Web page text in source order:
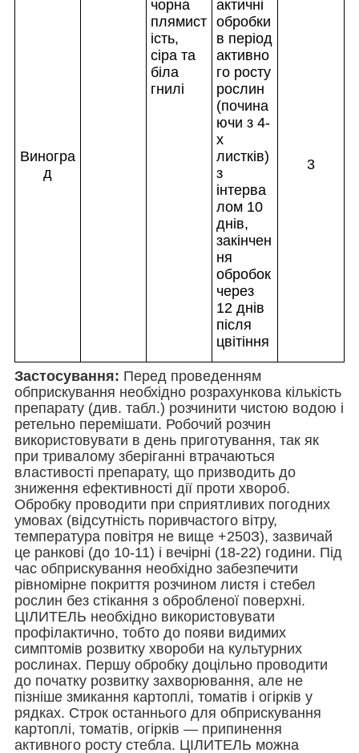
Виногра
д
чорна
плямист
ість,
сіра та
біла
гнилі
актичні
обробки
в період
активно
го росту
рослин
(почина
ючи з 4-
х
листків)
з
інтерва
лом 10
днів,
закінчен
ня
обробок
через
12 днів
після
цвітіння
3
Застосування: Перед проведенням
обприскування необхідно розрахункова кількість
препарату (див. табл.) розчинити чистою водою і
ретельно перемішати. Робочий розчин
використовувати в день приготування, так як
при тривалому зберіганні втрачаються
властивості препарату, що призводить до
зниження ефективності дії проти хвороб.
Обробку проводити при сприятливих погодних
умовах (відсутність поривчастого вітру,
температура повітря не вище +250З), зазвичай
це ранкові (до 10-11) і вечірні (18-22) години. Під
час обприскування необхідно забезпечити
рівномірне покриття розчином листя і стебел
рослин без стікання з обробленої поверхні.
ЦІЛИТЕЛЬ необхідно використовувати
профілактично, тобто до появи видимих
симптомів розвитку хвороби на культурних
рослинах. Першу обробку доцільно проводити
до початку розвитку захворювання, але не
пізніше змикання картоплі, томатів і огірків у
рядках. Строк останнього для обприскування
картоплі, томатів, огірків — припинення
активного росту стебла. ЦІЛИТЕЛЬ можна